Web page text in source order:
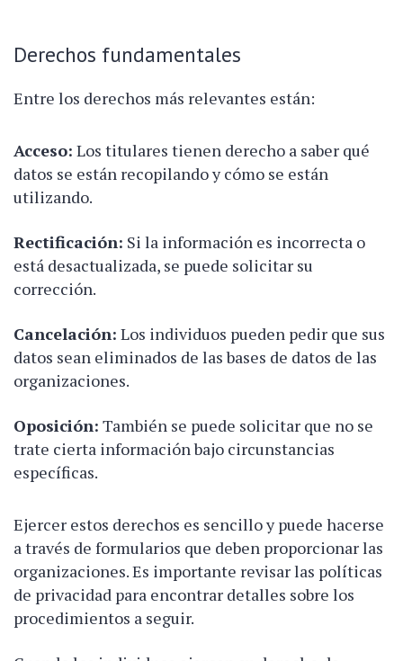
Derechos fundamentales
Entre los derechos más relevantes están:
Acceso: Los titulares tienen derecho a saber qué
datos se están recopilando y cómo se están
utilizando.
Rectificación: Si la información es incorrecta o
está desactualizada, se puede solicitar su
corrección.
Cancelación: Los individuos pueden pedir que sus
datos sean eliminados de las bases de datos de las
organizaciones.
Oposición: También se puede solicitar que no se
trate cierta información bajo circunstancias
específicas.
Ejercer estos derechos es sencillo y puede hacerse
a través de formularios que deben proporcionar las
organizaciones. Es importante revisar las políticas
de privacidad para encontrar detalles sobre los
procedimientos a seguir.